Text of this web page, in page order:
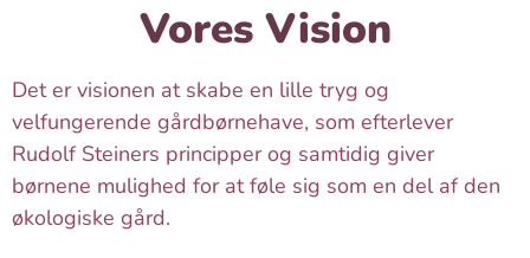
Vores Vision
Det er visionen at skabe en lille tryg og
velfungerende gårdbørnehave, som efterlever
Rudolf Steiners principper og samtidig giver
børnene mulighed for at føle sig som en del af den
økologiske gård.